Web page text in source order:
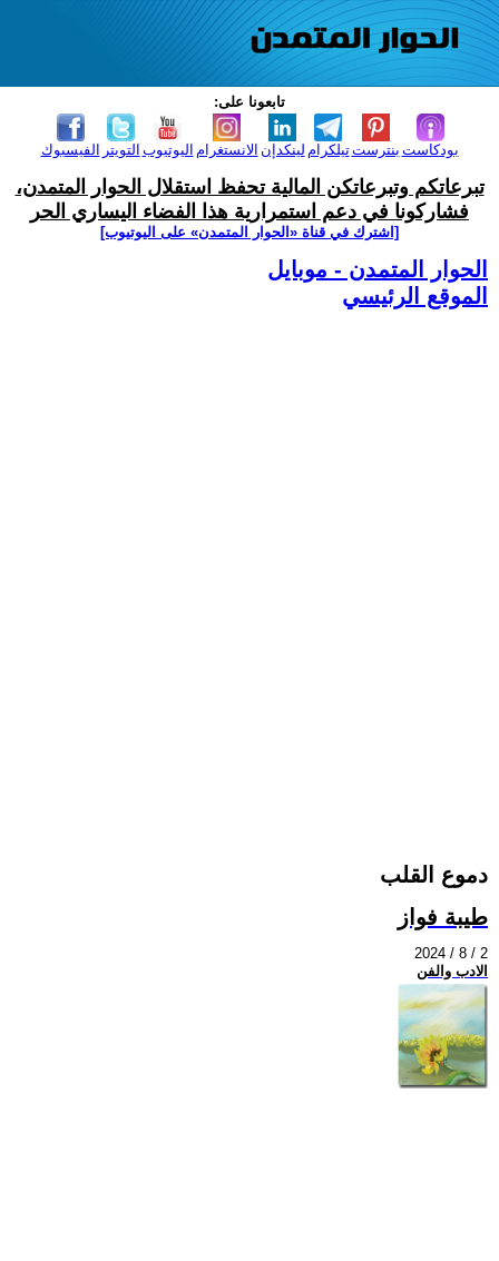
تابعونا على:
الفيسبوك التويتر اليوتيوب الانستغرام لينكدإن تيلكرامبنترست بودكاست
تبرعاتكم وتبرعاتكن المالية تحفظ استقلال الحوار المتمدن،
فشاركونا في دعم استمرارية هذا الفضاء اليساري الحر
[اشترك في قناة ‫«الحوار المتمدن» على اليوتيوب]
الحوار المتمدن - موبايل
الموقع الرئيسي
دموع القلب
طيبة فواز
2024 / 8 / 2
الادب والفن